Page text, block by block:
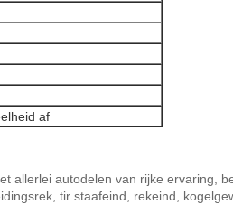
af
autodelen van rijke ervaring,
tir staafeind, rekeind,